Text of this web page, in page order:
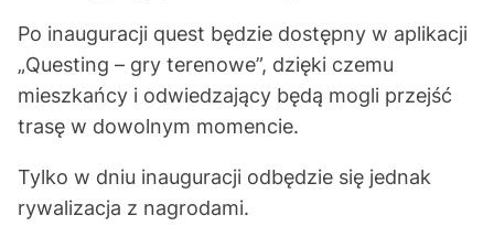
Po inauguracji quest będzie dostępny w aplikacji
„Questing – gry terenowe”, dzięki czemu
mieszkańcy i odwiedzający będą mogli przejść
trasę w dowolnym momencie.
Tylko w dniu inauguracji odbędzie się jednak
rywalizacja z nagrodami.